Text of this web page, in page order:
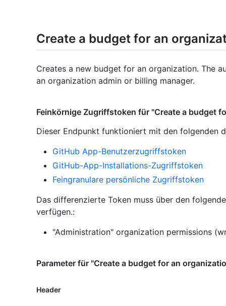
Create a budget for an
Creates a new budget for an organization. The
an organization admin or billing manager.
Feinkörnige Zugriffstoken für "Create a budget
Dieser Endpunkt funktioniert mit den folgenden
GitHub App-Benutzerzugriffstoken
GitHub-App-Installations-Zugriffstoken
Feingranulare persönliche Zugriffstoken
Das differenzierte Token muss über den
verfügen.:
"Administration" organization permissions
Parameter für "Create a budget for an
Header